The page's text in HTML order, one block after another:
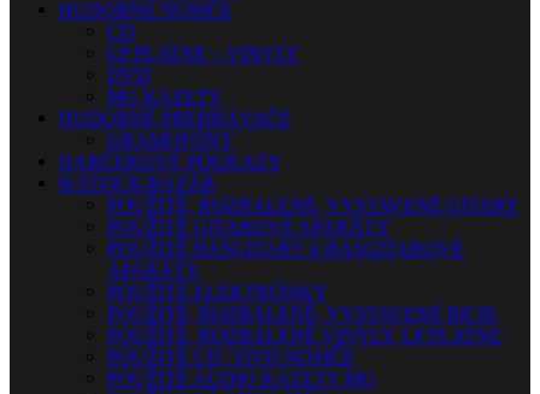
HUDOBNÉ NOSIČE
CD
LP PLATNE – VINYLY
DVD
MG KAZETY
HUDOBNÉ PREHRÁVAČE
GRAMOFÓNY
DARČEKOVÉ POUKAZY
B-STOCK/BAZÁR
POUŽITÉ, ROZBALENÉ, VYSTAVENÉ GITARY
POUŽITÉ GITAROVÉ APARÁTY
POUŽITÉ BASGITARY A BASGITAROVÉ
APARÁTY
POUŽITÉ ELEKTRÓNKY
POUŽITÉ, ROZBALENÉ, VYSTAVENÉ BICIE
POUŽITÉ, ROZBALENÉ VINYLY, LP PLATNE
POUŽITÉ CD / DVD NOSIČE
POUŽITÉ AUDIO KAZETY MG